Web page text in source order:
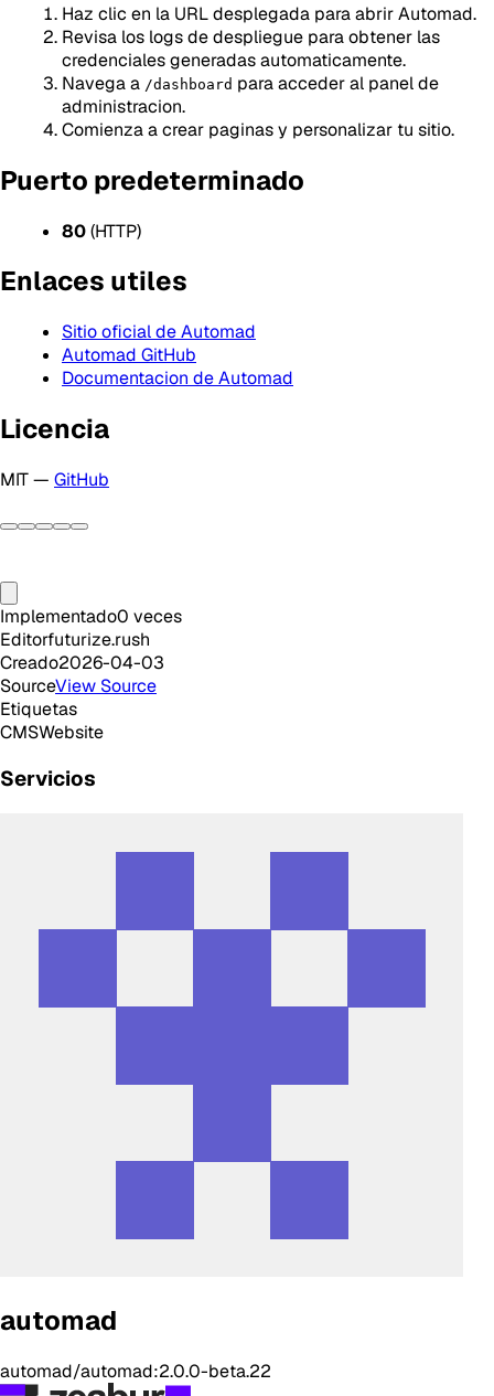
Haz clic en la URL desplegada para abrir Automad.
Revisa los logs de despliegue para obtener las
credenciales generadas automaticamente.
Navega a /dashboard para acceder al panel de
administracion.
Comienza a crear paginas y personalizar tu sitio.
Puerto predeterminado
80(HTTP)
Enlaces utiles
Sitio oficial de Automad
Automad GitHub
Documentacion de Automad
Licencia
MIT — GitHub
Implementado0 veces
Editorfuturize.rush
Creado2026-04-03
SourceView Source
Etiquetas
CMSWebsite
Servicios
automad
automad/automad:2.0.0-beta.22